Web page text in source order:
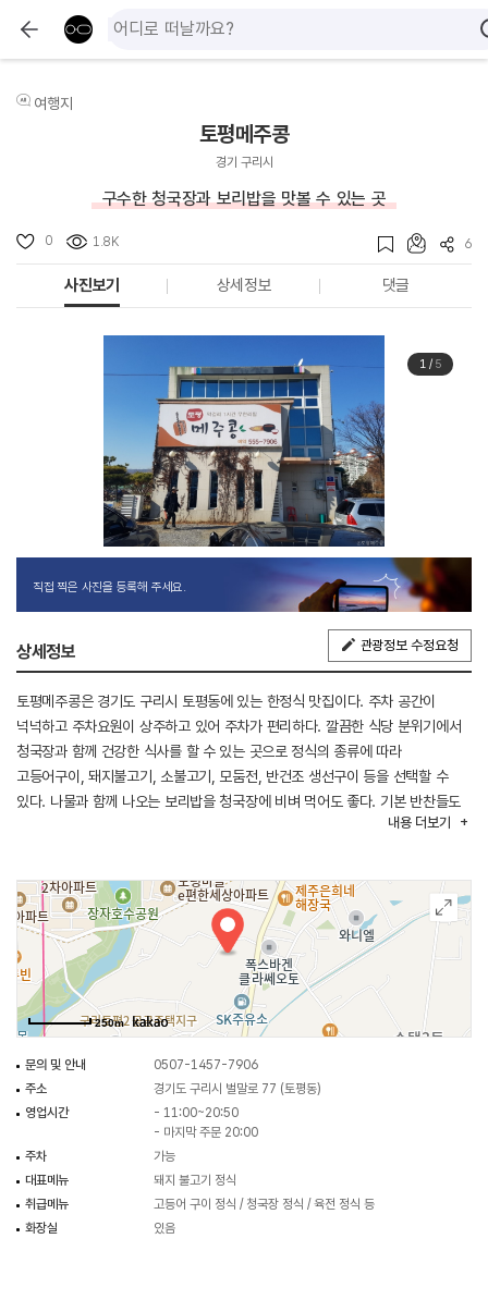
여행지
토평메주콩
경기 구리시
구수한 청국장과 보리밥을 맛볼 수 있는 곳
0 1.8K 6
사진보기 상세정보 댓글
1/ 5
직접 찍은 사진을 등록해 주세요.
상세정보 관광정보 수정요청
토평메주콩은 경기도 구리시 토평동에 있는 한정식 맛집이다. 주차 공간이
넉넉하고 주차요원이 상주하고 있어 주차가 편리하다. 깔끔한 식당 분위기에서
청국장과 함께 건강한 식사를 할 수 있는 곳으로 정식의 종류에 따라
고등어구이, 돼지불고기, 소불고기, 모둠전, 반건조 생선구이 등을 선택할 수
있다. 나물과 함께 나오는 보리밥을 청국장에 비벼 먹어도 좋다. 기본 반찬들도
정갈하고 맛나다. 식사 고객들에게만 막걸리를 1시간 동안 무한 리필하는 것도
내용 더보기
250m
문의 및 안내
0507-1457-7906
주소
경기도 구리시 벌말로 77 (토평동)
영업시간
- 11:00~20:50
- 마지막 주문 20:00
주차
가능
대표메뉴
돼지 불고기 정식
취급메뉴
고등어 구이 정식 / 청국장 정식 / 육전 정식 등
화장실
있음